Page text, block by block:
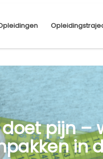
doet pijn
in